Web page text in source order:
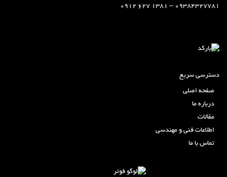
09384327781 – 1381 627 0912
دسترسی سریع
صفحه اصلی
درباره ما
مقالات
اطلاعات فنی و مهندسی
تماس با ما